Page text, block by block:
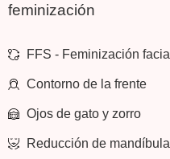
feminización
FFS - Feminización facial
Contorno de la frente
Ojos de gato y zorro
Reducción de mandíbula